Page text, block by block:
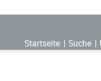
Startseite
Suche